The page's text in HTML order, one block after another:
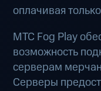
оплачивая
МТС Fog Play
возможность
серверам
Серверы